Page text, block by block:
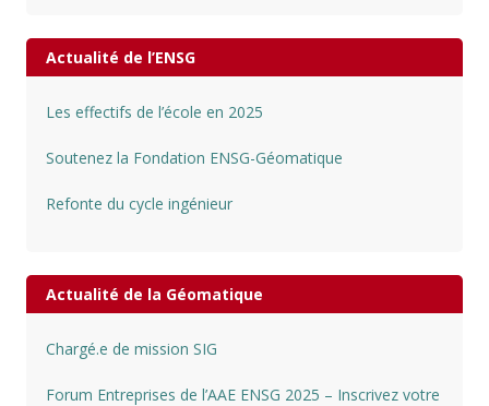
Actualité de l’ENSG
Les effectifs de l’école en 2025
Soutenez la Fondation ENSG-Géomatique
Refonte du cycle ingénieur
Actualité de la Géomatique
Chargé.e de mission SIG
Forum Entreprises de l’AAE ENSG 2025 – Inscrivez votre